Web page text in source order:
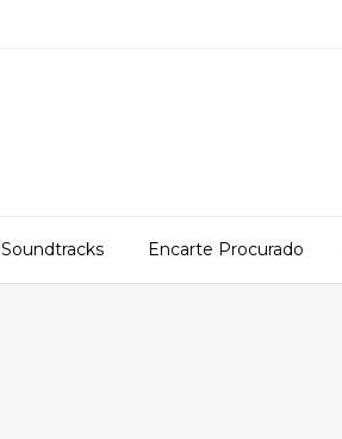
Soundtracks Encarte Procurado